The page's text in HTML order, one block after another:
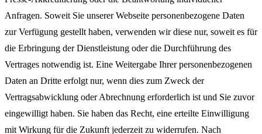
Anfragen. Soweit Sie unserer Webseite personenbezogene Daten
zur Verfügung gestellt haben, verwenden wir diese nur, soweit es für
die Erbringung der Dienstleistung oder die Durchführung des
Vertrages notwendig ist. Eine Weitergabe Ihrer personenbezogenen
Daten an Dritte erfolgt nur, wenn dies zum Zweck der
Vertragsabwicklung oder Abrechnung erforderlich ist und Sie zuvor
eingewilligt haben. Sie haben das Recht, eine erteilte Einwilligung
mit Wirkung für die Zukunft jederzeit zu widerrufen. Nach